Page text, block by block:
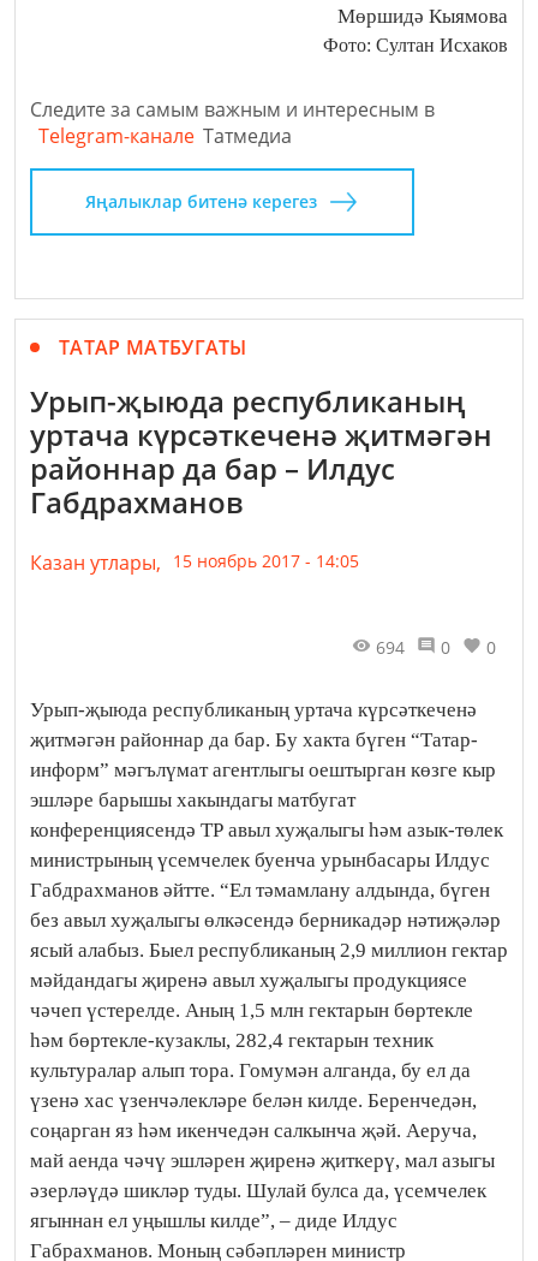
Мөршидә Кыямова
Фото: Султан Исхаков
Следите за самым важным и интересным в
Telegram-канале Татмедиа
Яңалыклар битенә керегез
ТАТАР МАТБУГАТЫ
Урып-җыюда республиканың
уртача күрсәткеченә җитмәгән
районнар да бар – Илдус
Габдрахманов
Казан утлары, 15 ноябрь 2017 - 14:05
694 0 0
Урып-җыюда республиканың уртача күрсәткеченә
җитмәгән районнар да бар. Бу хакта бүген “Татар-
информ” мәгълүмат агентлыгы оештырган көзге кыр
эшләре барышы хакындагы матбугат
конференциясендә ТР авыл хуҗалыгы һәм азык-төлек
министрының үсемчелек буенча урынбасары Илдус
Габдрахманов әйтте. “Ел тәмамлану алдында, бүген
без авыл хуҗалыгы өлкәсендә берникадәр нәтиҗәләр
ясый алабыз. Быел республиканың 2,9 миллион гектар
мәйдандагы җиренә авыл хуҗалыгы продукциясе
чәчеп үстерелде. Аның 1,5 млн гектарын бөртекле
һәм бөртекле-кузаклы, 282,4 гектарын техник
культуралар алып тора. Гомумән алганда, бу ел да
үзенә хас үзенчәлекләре белән килде. Беренчедән,
соңарган яз һәм икенчедән салкынча җәй. Аеруча,
май аенда чәчү эшләрен җиренә җиткерү, мал азыгы
әзерләүдә шикләр туды. Шулай булса да, үсемчелек
ягыннан ел уңышлы килде”, – диде Илдус
Габрахманов. Моның сәбәпләрен министр